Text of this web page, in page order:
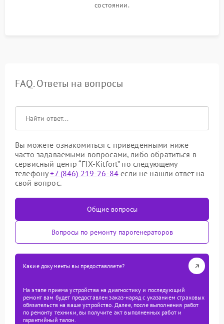
состоянии.
FAQ. Ответы на вопросы
Вы можете ознакомиться с приведенными ниже
часто задаваемыми вопросами, либо обратиться в
сервисный центр “FIX-Kitfort” по следующему
телефону+7 (846) 219-26-84 если не нашли ответ на
свой вопрос.
Общие вопросы
Вопросы по ремонту парогенераторов
Какие документы вы предоставляете?
На этапе приема устройства на диагностику и последующий
ремонт вам будет предоставлен заказ-наряд с указанием страховых
обязательств на ваше устройство. Далее, после выполнения работ
по ремонту техники, вы получите акт выполненных работ и
гарантийный талон.